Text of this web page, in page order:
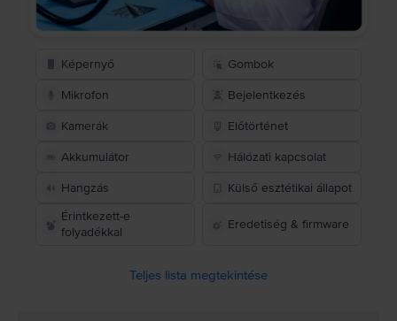
Képernyő Gombok
Mikrofon Bejelentkezés
Kamerák Előtörténet
Akkumulátor Hálózati kapcsolat
Hangzás
Külső esztétikai állapot
Érintkezett-e
folyadékkal
Eredetiség & firmware
Teljes lista megtekintése